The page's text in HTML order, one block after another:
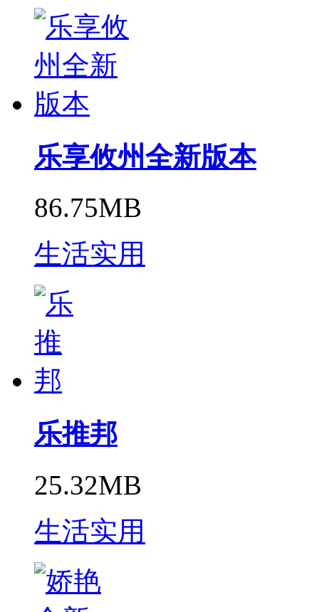
乐享攸州全新版本
86.75MB
生活实用
乐推邦
25.32MB
生活实用